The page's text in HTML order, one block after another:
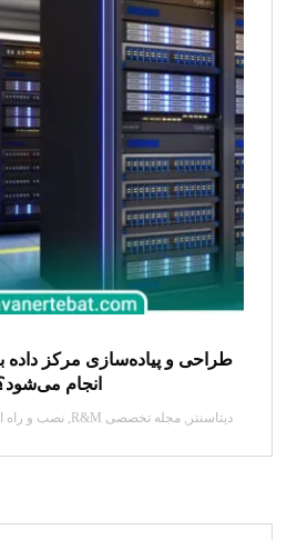
طراحی و پیاده‌سازی مرکز داده
انجام
دیتاسنتر ,مجله تخصصی R&M , نصب و راه